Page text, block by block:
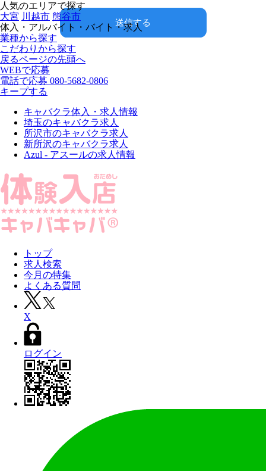
送信する
人気のエリアで探す
大宮 川越市 熊谷市
体入・アルバイト・バイト・求人
業種から探す
こだわりから探す
戻るページの先頭へ
WEBで応募
電話で応募 080-5682-0806
キープする
キャバクラ体入・求人情報
埼玉のキャバクラ求人
所沢市のキャバクラ求人
新所沢のキャバクラ求人
Azul - アスールの求人情報
トップ
求人検索
今月の特集
よくある質問
X
ログイン